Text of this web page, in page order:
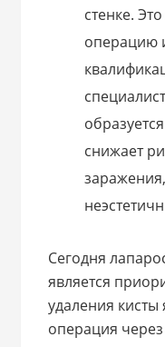
стенке.
операцию
снижает
Сегодня
является
удаления кисты
операция